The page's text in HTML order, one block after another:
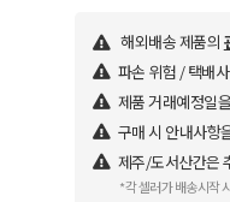
해외배송 제품의
파손 위험 / 택배
제품 거래예정일
구매 시 안내사항
제주/도서산간은
*각 셀러가 배송시작